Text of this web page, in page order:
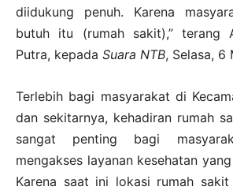
diidukung penuh. Karena
butuh itu (rumah sakit),” terang
Putra, kepada Suara NTB, Selasa, 6
Terlebih bagi masyarakat di
dan sekitarnya, kehadiran rumah
sangat penting bagi
mengakses layanan kesehatan
Karena saat ini lokasi rumah